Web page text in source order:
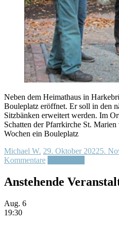
Neben dem Heimathaus in
Bouleplatz eröffnet. Er soll in den
Sitzbänken erweitert werden. Im
Schatten der Pfarrkirche St.
Wochen ein Bouleplatz
Michael W. 29. Oktober 20225.
Kommentare
Anstehende
Aug. 6
19:30